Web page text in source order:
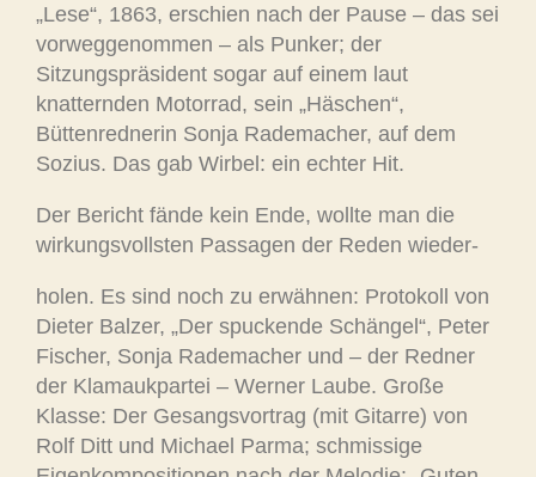
„Lese“, 1863, erschien nach der Pause – das sei
vorweggenommen – als Punker; der
Sitzungspräsident sogar auf einem laut
knatternden Motorrad, sein „Häschen“,
Büttenrednerin Sonja Rademacher, auf dem
Sozius. Das gab Wirbel: ein echter Hit.
Der Bericht fände kein Ende, wollte man die
wirkungsvollsten Passagen der Reden wieder-
holen. Es sind noch zu erwähnen: Protokoll von
Dieter Balzer, „Der spuckende Schängel“, Peter
Fischer, Sonja Rademacher und – der Redner
der Klamaukpartei – Werner Laube. Große
Klasse: Der Gesangsvortrag (mit Gitarre) von
Rolf Ditt und Michael Parma; schmissige